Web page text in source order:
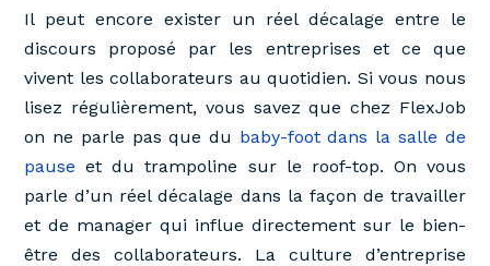
Il peut encore exister un réel décalage entre le
discours proposé par les entreprises et ce que
vivent les collaborateurs au quotidien. Si vous nous
lisez régulièrement, vous savez que chez FlexJob
on ne parle pas que du baby-foot dans la salle de
pause et du trampoline sur le roof-top. On vous
parle d’un réel décalage dans la façon de travailler
et de manager qui influe directement sur le bien-
être des collaborateurs. La culture d’entreprise